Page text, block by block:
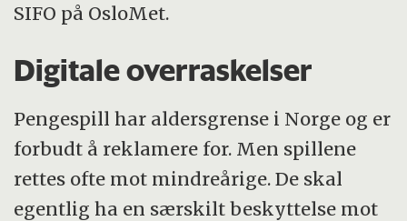
SIFO på OsloMet.
Digitale overraskelser
Pengespill har aldersgrense i Norge og er
forbudt å reklamere for. Men spillene
rettes ofte mot mindreårige. De skal
egentlig ha en særskilt beskyttelse mot